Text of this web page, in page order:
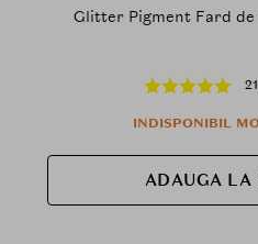
Glitter Pigment Fard
INDISPONIBIL
ADAUGA LA